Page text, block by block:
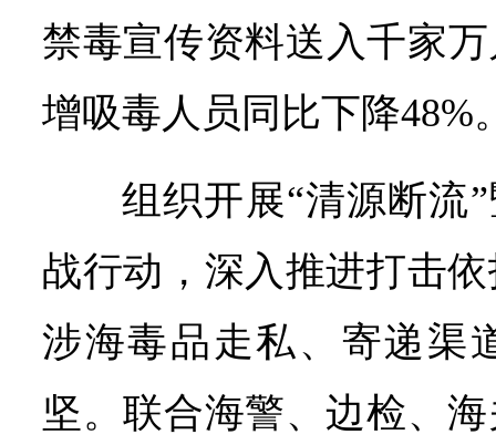
禁毒宣传资料送入千家
增吸毒人员同比下降48%
组织开展“清源断流
战行动，深入推进打击
涉海毒品走私、寄递渠
坚。联合海警、边检、